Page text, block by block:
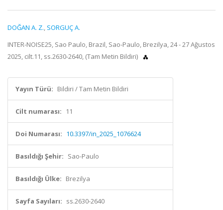
DOĞAN A. Z., SORGUÇ A.
INTER-NOISE25, Sao Paulo, Brazil, Sao-Paulo, Brezilya, 24 - 27 Ağustos
2025, cilt.11, ss.2630-2640, (Tam Metin Bildiri)
Yayın Türü: Bildiri / Tam Metin Bildiri
Cilt numarası: 11
Doi Numarası: 10.3397/in_2025_1076624
Basıldığı Şehir: Sao-Paulo
Basıldığı Ülke: Brezilya
Sayfa Sayıları: ss.2630-2640